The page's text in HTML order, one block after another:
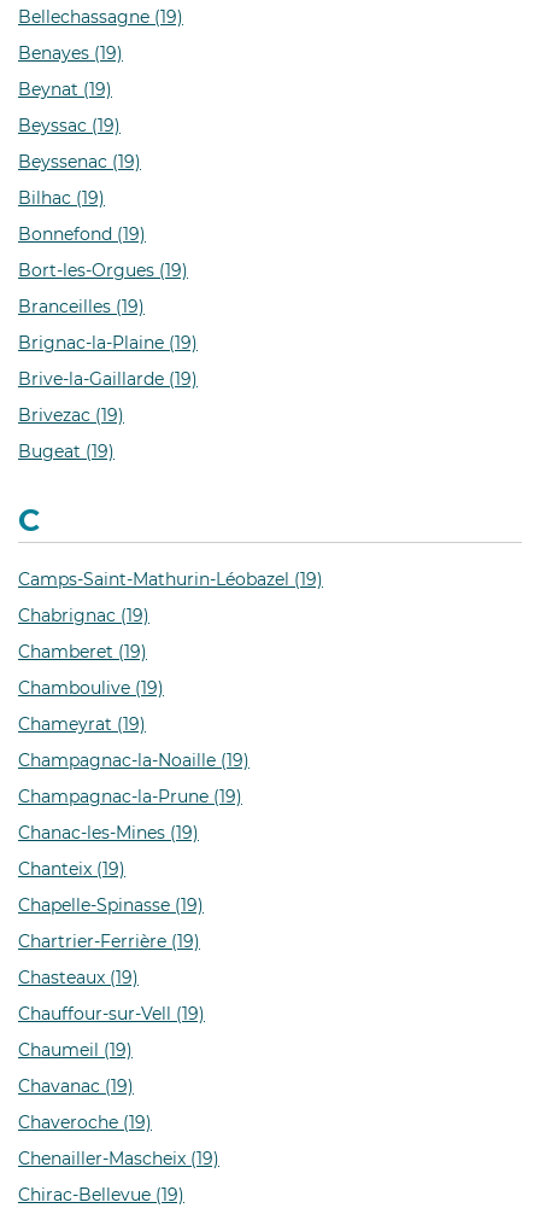
Bellechassagne (19)
Benayes (19)
Beynat (19)
Beyssac (19)
Beyssenac (19)
Bilhac (19)
Bonnefond (19)
Bort-les-Orgues (19)
Branceilles (19)
Brignac-la-Plaine (19)
Brive-la-Gaillarde (19)
Brivezac (19)
Bugeat (19)
C
Camps-Saint-Mathurin-Léobazel (19)
Chabrignac (19)
Chamberet (19)
Chamboulive (19)
Chameyrat (19)
Champagnac-la-Noaille (19)
Champagnac-la-Prune (19)
Chanac-les-Mines (19)
Chanteix (19)
Chapelle-Spinasse (19)
Chartrier-Ferrière (19)
Chasteaux (19)
Chauffour-sur-Vell (19)
Chaumeil (19)
Chavanac (19)
Chaveroche (19)
Chenailler-Mascheix (19)
Chirac-Bellevue (19)